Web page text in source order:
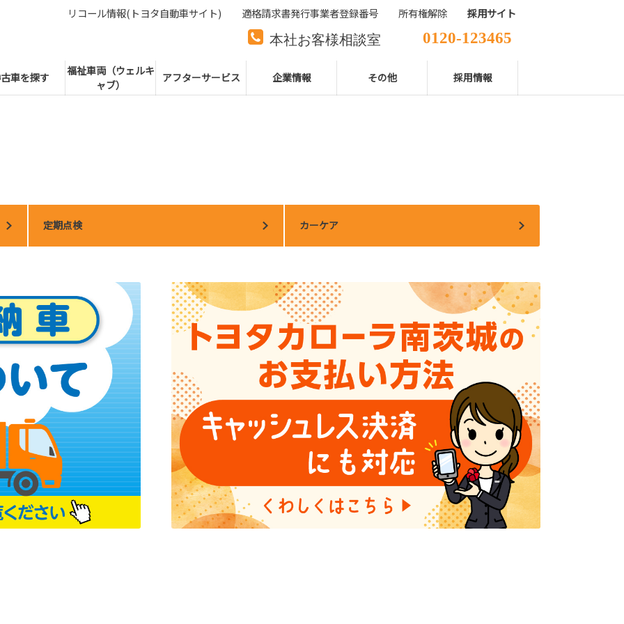
本社お客様相談室 0120-123465
本社代表電話番号 029-850-2111
車を探す
福祉車両（ウェルキ
ャブ）
アフターサービス 企業情報 その他 採用情報
リコール情報(トヨタ自動車サイト) 適格請求書発行事業者登録番号 所有権解除 採用サイト
定期点検 カーケア